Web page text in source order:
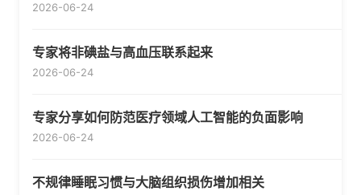
2026-06-24
专家将非碘盐与高血压联系起来
2026-06-24
专家分享如何防范医疗领域人工智能的负面影响
2026-06-24
不规律睡眠习惯与大脑组织损伤增加相关